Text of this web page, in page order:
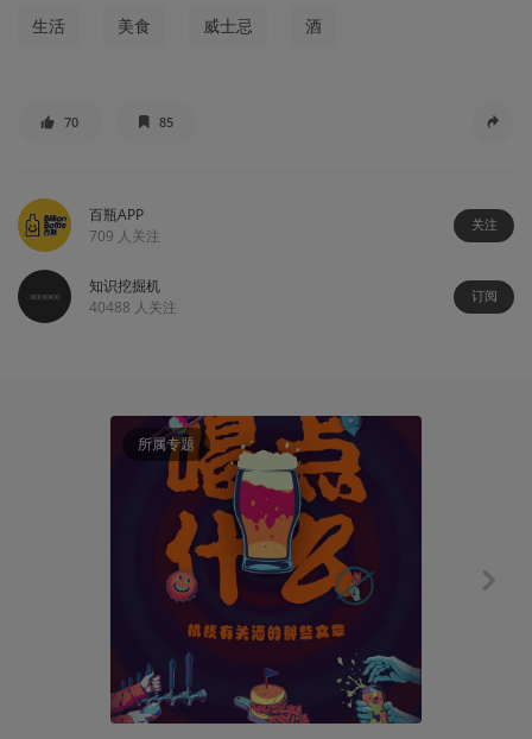
生活 美食 威士忌 酒
70 85
百瓶APP
709 人关注
关注
知识挖掘机
40488 人关注
订阅
所属专题
知识挖掘机